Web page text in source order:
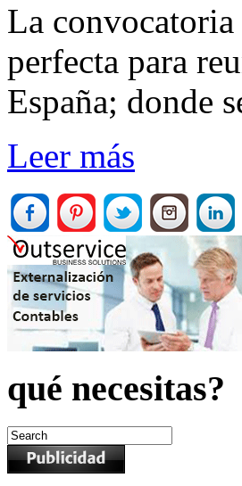
La
perfecta para
España; donde
Leer más
qué necesitas?